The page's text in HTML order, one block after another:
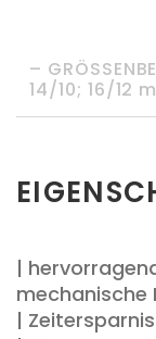
–
14/10; 16/12
|
mechanische
|